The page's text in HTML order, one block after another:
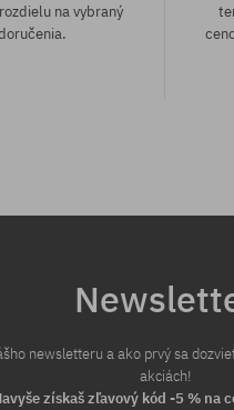
na vybraný
newsletteru a ako prvý sa
akciách!
získaš zľavový kód -5 % na